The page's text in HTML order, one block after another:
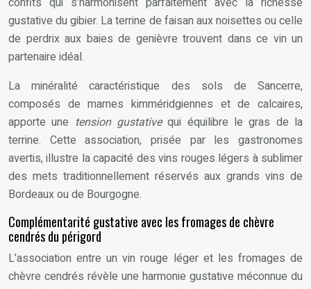
gustative du gibier. La terrine de faisan aux noisettes ou celle
de perdrix aux baies de genièvre trouvent dans ce vin un
partenaire idéal.
La minéralité caractéristique des sols de Sancerre,
composés de marnes kimméridgiennes et de calcaires,
apporte une tension gustativequi équilibre le gras de la
terrine. Cette association, prisée par les gastronomes
avertis, illustre la capacité des vins rouges légers à sublimer
des mets traditionnellement réservés aux grands vins de
Bordeaux ou de Bourgogne.
Complémentarité gustative avec les fromages de chèvre
cendrés du périgord
L’association entre un vin rouge léger et les fromages de
chèvre cendrés révèle une harmonie gustative méconnue du